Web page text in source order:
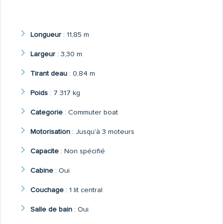
Longueur: 11,85 m
Largeur: 3,30 m
Tirant deau: 0,84 m
Poids: 7 317 kg
Categorie: Commuter boat
Motorisation: Jusqu'à 3 moteurs
Capacite: Non spécifié
Cabine: Oui
Couchage: 1 lit central
Salle de bain: Oui